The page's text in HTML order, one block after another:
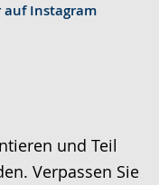
auf Instagram
und Teil
Verpassen Sie